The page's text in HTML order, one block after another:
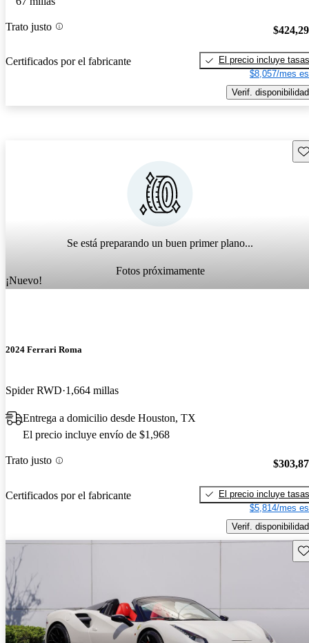
Trato justo
Certificados por el fabricante
El precio incluye tasas
$8,057/mes
Verif. disponibilidad
Se está preparando un buen primer plano...
Fotos próximamente
¡Nuevo!
2024 Ferrari Roma
Spider RWD 1,664 millas
Entrega a domicilio desde Houston, TX
El precio incluye envío de $1,968
Trato justo
Certificados por el fabricante
El precio incluye tasas
$5,814/mes
Verif. disponibilidad